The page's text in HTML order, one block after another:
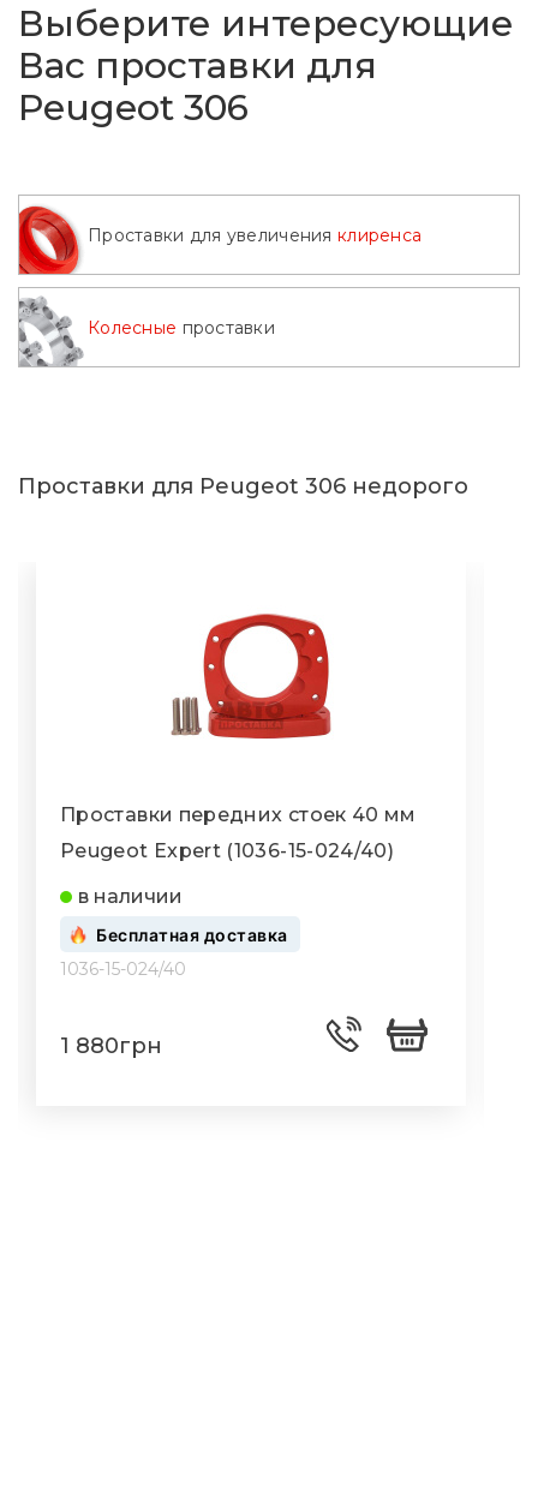
Выберите интересующие
Вас проставки для
Peugeot 306
Проставки для увеличения клиренса
Колесные проставки
Проставки для Peugeot 306 недорого
Проставки передних стоек 40 мм
Peugeot Expert (1036-15-024/40)
в наличии
Бесплатная доставка
1036-15-024/40
1 880грн